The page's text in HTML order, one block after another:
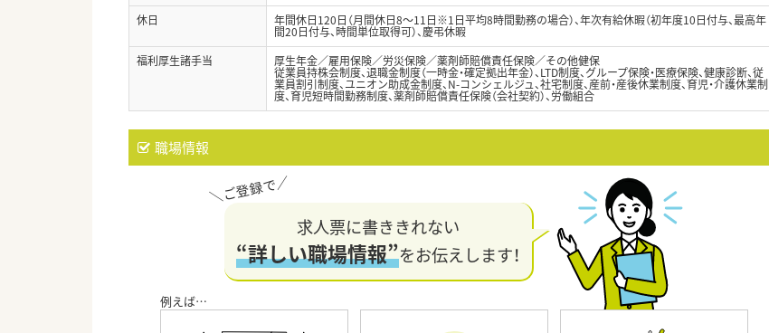
休日
年間休日120日（月間休日8～11日※1日平均8時間勤務の場合）、年次有給休暇（初年度10日付与、最高年
間20日付与、時間単位取得可）、慶弔休暇
福利厚生諸手当
厚生年金／雇用保険／労災保険／薬剤師賠償責任保険／その他健保
従業員持株会制度、退職金制度（一時金・確定拠出年金）、LTD制度、グループ保険・医療保険、健康診断、従
業員割引制度、ユニオン助成金制度、N-コンシェルジュ、社宅制度、産前・産後休業制度、育児・介護休業制
度、育児短時間勤務制度、薬剤師賠償責任保険（会社契約）、労働組合
職場情報
求人票に書ききれない
“詳しい職場情報”をお伝えします！